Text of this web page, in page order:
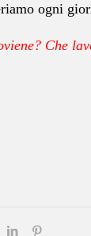
ogni
Che